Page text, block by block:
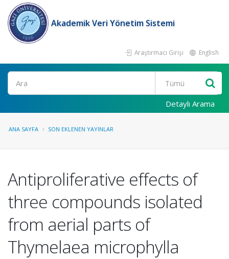
Akademik Veri Yönetim Sistemi
Araştırmacı Girişi English
Ara
Detaylı Arama
ANA SAYFA SON EKLENEN YAYINLAR
Antiproliferative effects of
three compounds isolated
from aerial parts of
Thymelaea microphylla